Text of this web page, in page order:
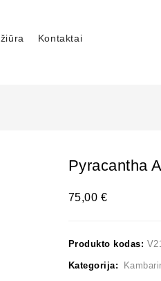
Kontaktai
Pyracantha
75,00€
Produkto kodas:
Kategorija: